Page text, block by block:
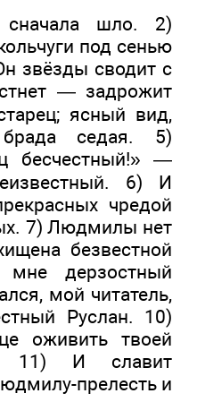
шло. 2)
под сенью
звёзды сводит с
— задрожит
ясный вид,
седая. 5)
бесчестный!» —
6) И
чредой
7) Людмилы нет
безвестной
дерзостный
мой читатель,
Руслан. 10)
оживить твоей
11) И славит
прелесть и